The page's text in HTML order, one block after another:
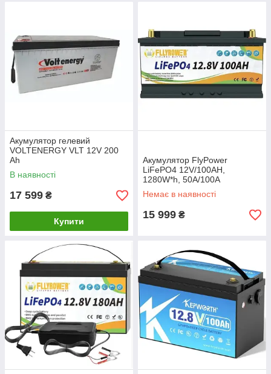
Акумулятор гелевий
VOLTENERGY VLT 12V 200
Ah
В наявності
17 599 ₴
Купити
Акумулятор FlyPower
LiFePO4 12V/100AH,
1280W*h, 50А/100А
Немає в наявності
15 999 ₴